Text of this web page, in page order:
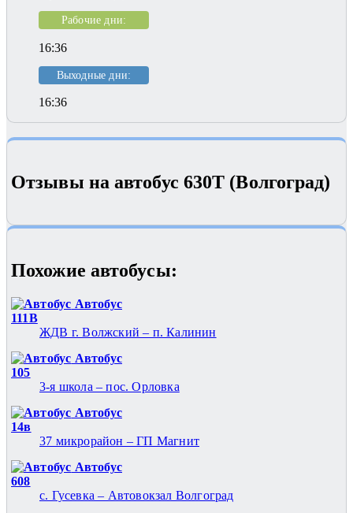
Рабочие дни:
16:36
Выходные дни:
16:36
Отзывы на автобус 630Т (Волгоград)
Похожие автобуcы:
Автобус
111В
ЖДВ г. Волжский – п. Калинин
Автобус
105
3-я школа – пос. Орловка
Автобус
14в
37 микрорайон – ГП Магнит
Автобус
608
с. Гусевка – Автовокзал Волгоград